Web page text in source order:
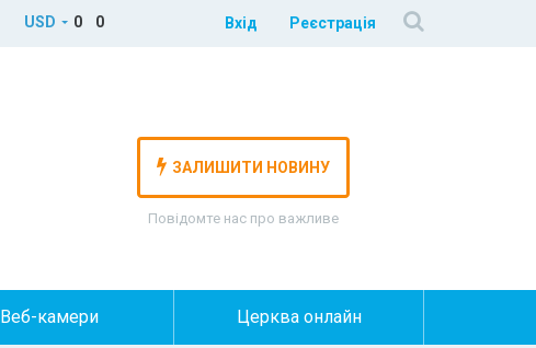
USD 0 0 Вхід Реєстрація
ЗАЛИШИТИ НОВИНУ
Повідомте нас про важливе
Веб-камери Церква онлайн